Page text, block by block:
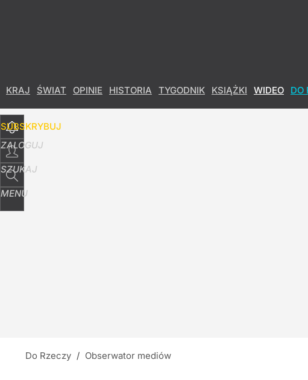
KRAJ ŚWIAT OPINIE HISTORIA TYGODNIK KSIĄŻKI WIDEO DO
SUBSKRYBUJ
ZALOGUJ
SZUKAJ
MENU
Do Rzeczy / Obserwator mediów